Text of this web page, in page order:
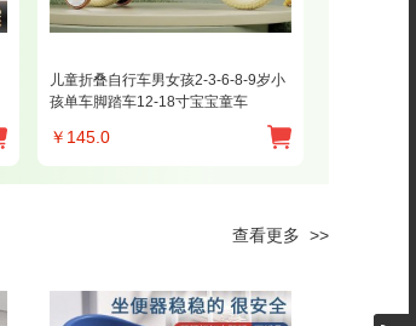
儿童折叠自行车男女孩2-3-6-8-9岁小
孩单车脚踏车12-18寸宝宝童车
￥ 145.0
查看更多 >>